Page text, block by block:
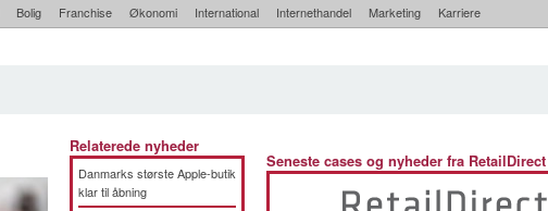
Bolig Franchise Økonomi International Internethandel Marketing Karriere
Relaterede nyheder
Danmarks største Apple-butik
klar til åbning
Seneste cases og nyheder fra RetailDirect